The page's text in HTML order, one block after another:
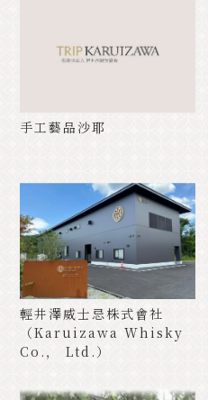
手工藝品沙耶
輕井澤威士忌株式會社
（Karuizawa Whisky
Co.， Ltd.）